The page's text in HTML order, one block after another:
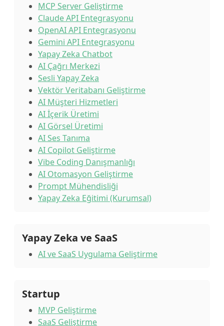
MCP Server Geliştirme
Claude API Entegrasyonu
OpenAI API Entegrasyonu
Gemini API Entegrasyonu
Yapay Zeka Chatbot
AI Çağrı Merkezi
Sesli Yapay Zeka
Vektör Veritabanı Geliştirme
AI Müşteri Hizmetleri
AI İçerik Üretimi
AI Görsel Üretimi
AI Ses Tanıma
AI Copilot Geliştirme
Vibe Coding Danışmanlığı
AI Otomasyon Geliştirme
Prompt Mühendisliği
Yapay Zeka Eğitimi (Kurumsal)
Yapay Zeka ve SaaS
AI ve SaaS Uygulama Geliştirme
Startup
MVP Geliştirme
SaaS Geliştirme